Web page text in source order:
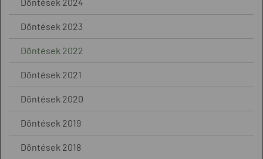
Döntések 2023
Döntések 2022
Döntések 2021
Döntések 2020
Döntések 2019
Döntések 2018